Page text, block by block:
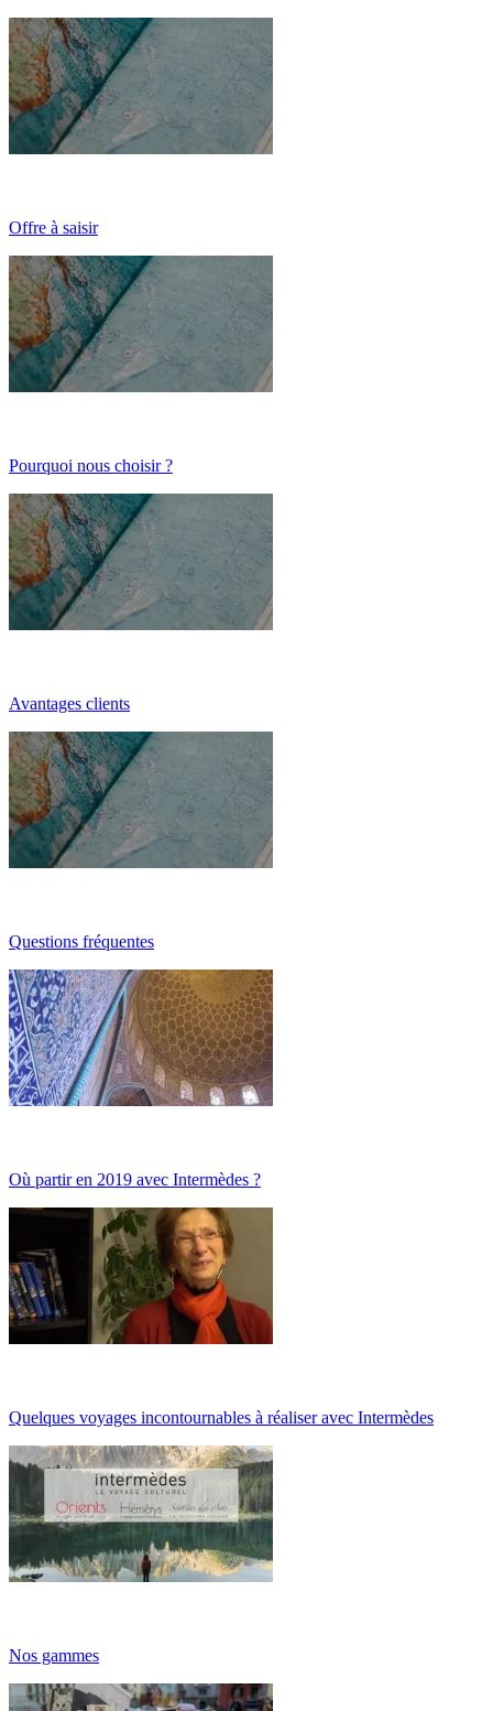
Offre à saisir
Pourquoi nous choisir ?
Avantages clients
Questions fréquentes
Où partir en 2019 avec Intermèdes ?
Quelques voyages incontournables à réaliser avec Intermèdes
Nos gammes